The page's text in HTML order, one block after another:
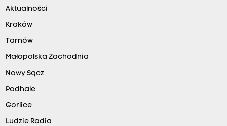
Aktualności
Kraków
Tarnów
Małopolska Zachodnia
Nowy Sącz
Podhale
Gorlice
Ludzie Radia